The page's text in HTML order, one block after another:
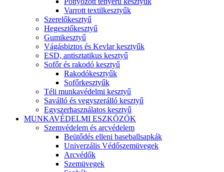
Varrott textilkesztyűk
Szerelőkesztyű
Hegesztőkesztyű
Gumikesztyű
Vágásbiztos és Kevlar kesztyűk
ESD, antisztatikus kesztyű
Sofőr és rakodó kesztyű
Rakodókesztyűk
Sofőrkesztyűk
Téli munkavédelmi kesztyű
Saválló és vegyszerálló kesztyű
Egyszerhasználatos kesztyű
MUNKAVÉDELMI ESZKÖZÖK
Szemvédelem és arcvédelem
Beütődés elleni baseballsapkák
Univerzális Védőszemüvegek
Arcvédők
Szemüvegek